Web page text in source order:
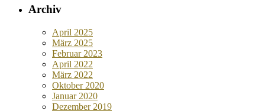
Archiv
April 2025
März 2025
Februar 2023
April 2022
März 2022
Oktober 2020
Januar 2020
Dezember 2019